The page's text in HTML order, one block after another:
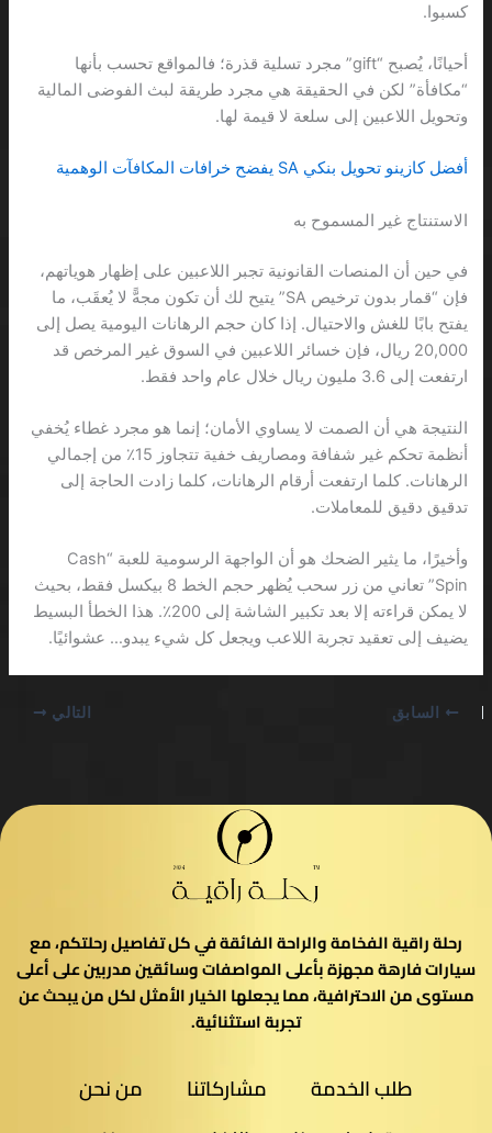
كسبوا.
أحيانًا، يُصبح “gift” مجرد تسلية قذرة؛ فالمواقع تحسب بأنها
“مكافأة” لكن في الحقيقة هي مجرد طريقة لبث الفوضى المالية
وتحويل اللاعبين إلى سلعة لا قيمة لها.
أفضل كازينو تحويل بنكي SA يفضح خرافات المكافآت الوهمية
الاستنتاج غير المسموح به
في حين أن المنصات القانونية تجبر اللاعبين على إظهار هوياتهم،
فإن “قمار بدون ترخيص SA” يتيح لك أن تكون مجهًّ لا يُعقَب، ما
يفتح بابًا للغش والاحتيال. إذا كان حجم الرهانات اليومية يصل إلى
20,000 ريال، فإن خسائر اللاعبين في السوق غير المرخص قد
ارتفعت إلى 3.6 مليون ريال خلال عام واحد فقط.
النتيجة هي أن الصمت لا يساوي الأمان؛ إنما هو مجرد غطاء يُخفي
أنظمة تحكم غير شفافة ومصاريف خفية تتجاوز 15٪ من إجمالي
الرهانات. كلما ارتفعت أرقام الرهانات، كلما زادت الحاجة إلى
تدقيق دقيق للمعاملات.
وأخيرًا، ما يثير الضحك هو أن الواجهة الرسومية للعبة “Cash
Spin” تعاني من زر سحب يُظهر حجم الخط 8 بيكسل فقط، بحيث
لا يمكن قراءته إلا بعد تكبير الشاشة إلى 200٪. هذا الخطأ البسيط
يضيف إلى تعقيد تجربة اللاعب ويجعل كل شيء يبدو… عشوائيًا.
السابق التالي
رحلة راقية الفخامة والراحة الفائقة في كل تفاصيل رحلتكم، مع
سيارات فارهة مجهزة بأعلى المواصفات وسائقين مدربين على أعلى
مستوى من الاحترافية، مما يجعلها الخيار الأمثل لكل من يبحث عن
تجربة استثنائية.
طلب الخدمة مشاركاتنا
من نحن